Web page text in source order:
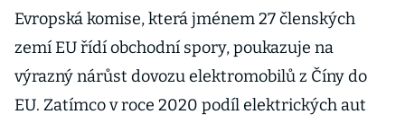
Evropská komise, která jménem 27 členských
zemí EU řídí obchodní spory, poukazuje na
výrazný nárůst dovozu elektromobilů z Číny do
EU. Zatímco v roce 2020 podíl elektrických aut